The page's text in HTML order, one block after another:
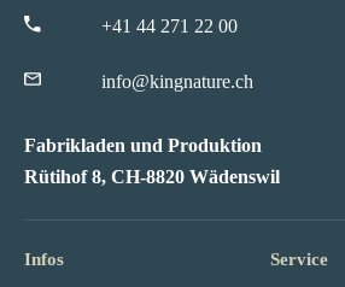
+41 44 271 22 00
info@kingnature.ch
Fabrikladen und Produktion
Rütihof 8, CH-8820 Wädenswil
Infos Service